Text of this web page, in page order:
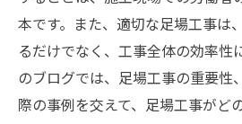
本です。また、適切な足場工事は
るだけでなく、工事全体の効率性
のブログでは、足場工事の重要性
際の事例を交えて、足場工事がど